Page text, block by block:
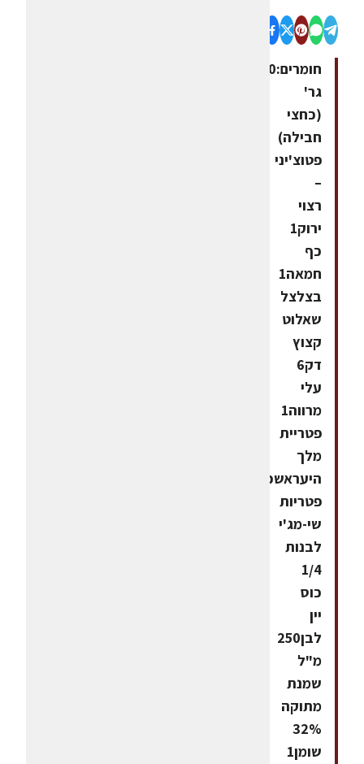
חומרים:250
גר'
(כחצי
חבילה)
פטוצ'יני
–
רצוי
ירוק1
כף
חמאה1
בצלצל
שאלוט
קצוץ
דק6
עלי
מרווה1
פטריית
מלך
היעראשכול
פטריות
שי-מג'י
לבנות
1/4
כוס
יין
לבן250
מ"ל
שמנת
מתוקה
32%
שומן1